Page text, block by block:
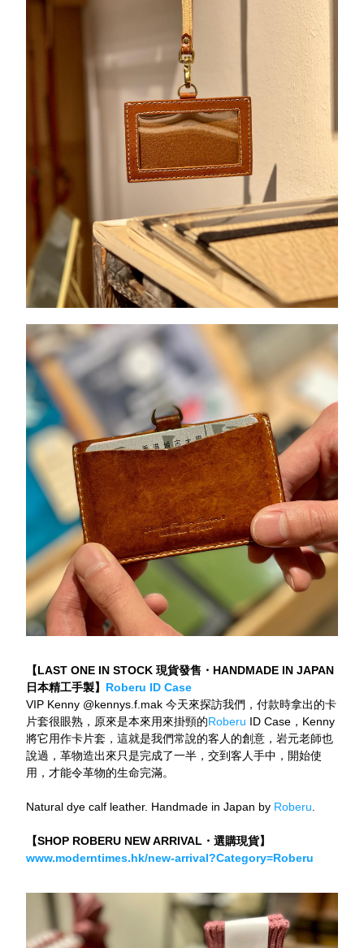
【LAST ONE IN STOCK 現貨發售・HANDMADE IN JAPAN
日本精工手製】 Roberu ID Case
VIP Kenny @kennys.f.mak 今天來探訪我們，付款時拿出的卡
片套很眼熟，原來是本來用來掛頸的Roberu ID Case，Kenny
將它用作卡片套，這就是我們常說的客人的創意，岩元老師也
說過，革物造出來只是完成了一半，交到客人手中，開始使
用，才能令革物的生命完滿。
Natural dye calf leather. Handmade in Japan by Roberu
【SHOP ROBERU NEW ARRIVAL・選購現貨】
www.moderntimes.hk/new-arrival?Category=Roberu